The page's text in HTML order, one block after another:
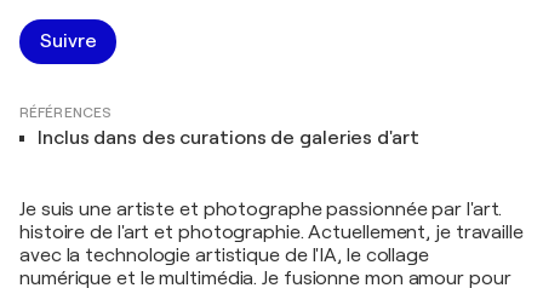
Suivre
RÉFÉRENCES
Inclus dans des curations de galeries d'art
Je suis une artiste et photographe passionnée par l'art.
histoire de l'art et photographie. Actuellement, je travaille
avec la technologie artistique de l'IA, le collage
numérique et le multimédia. Je fusionne mon amour pour